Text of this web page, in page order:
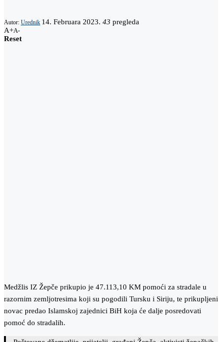
Autor: Urednik 14. Februara 2023. 43 pregleda
A+A-
Reset
Medžlis IZ Žepče prikupio je 47.113,10 KM pomoći za stradale u
razornim zemljotresima koji su pogodili Tursku i Siriju, te prikupljeni
novac predao Islamskoj zajednici BiH koja će dalje posredovati
pomoć do stradalih.